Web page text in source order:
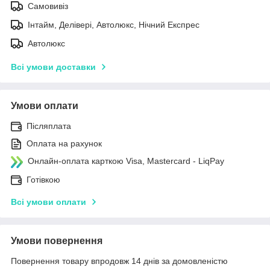
Самовивіз
Інтайм, Делівері, Автолюкс, Нічний Експрес
Автолюкс
Всі умови доставки
Умови оплати
Післяплата
Оплата на рахунок
Онлайн-оплата карткою Visa, Mastercard - LiqPay
Готівкою
Всі умови оплати
Умови повернення
Повернення товару впродовж 14 днів за домовленістю